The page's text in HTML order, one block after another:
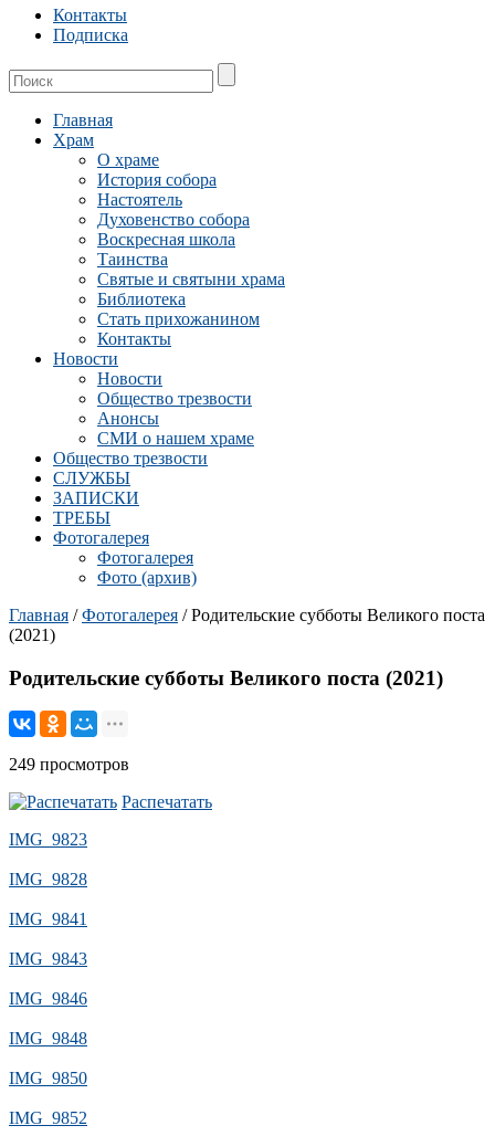
Контакты
Подписка
Главная
Храм
О храме
История собора
Настоятель
Духовенство собора
Воскресная школа
Таинства
Святые и святыни храма
Библиотека
Стать прихожанином
Контакты
Новости
Новости
Общество трезвости
Анонсы
СМИ о нашем храме
Общество трезвости
СЛУЖБЫ
ЗАПИСКИ
ТРЕБЫ
Фотогалерея
Фотогалерея
Фото (архив)
Главная /Фотогалерея / Родительские субботы Великого поста
(2021)
Родительские субботы Великого поста (2021)
249 просмотров
Распечатать
IMG_9823
IMG_9828
IMG_9841
IMG_9843
IMG_9846
IMG_9848
IMG_9850
IMG_9852